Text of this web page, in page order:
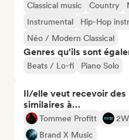
Classical music
Country
Instrumental
Hip-Hop
Néo / Modern Classical
Genres qu'ils sont
Beats / Lo-fi Piano Solo
Il/elle veut recevoir des
similaires à…
Tommee Profitt
Brand X Music